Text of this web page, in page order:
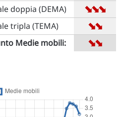
doppia (DEMA) ➡
➡
➡
tripla (TEMA) ➡
➡
Medie mobili: ➡
➡